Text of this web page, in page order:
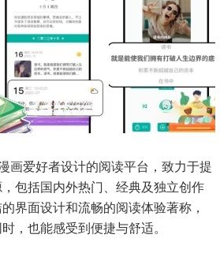
画爱好者设计的阅读平台，致力于提
包括国内外热门、经典及独立创作
界面设计和流畅的阅读体验著称，
，也能感受到便捷与舒适。